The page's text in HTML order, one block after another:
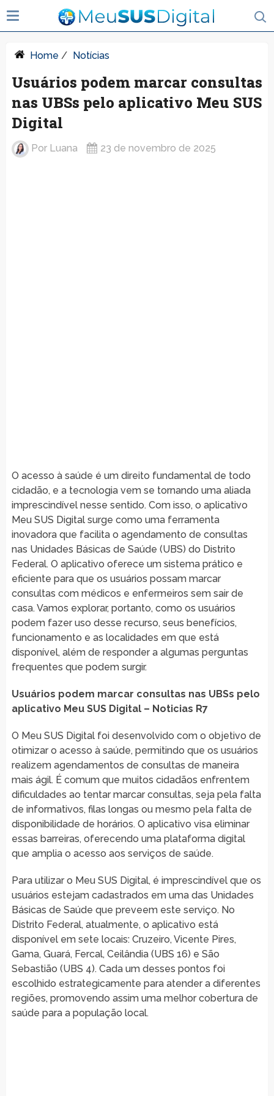
Home / Notícias
Usuários podem marcar consultas
nas UBSs pelo aplicativo Meu SUS
Digital
Por Luana 23 de novembro de 2025
O acesso à saúde é um direito fundamental de todo
cidadão, e a tecnologia vem se tornando uma aliada
imprescindível nesse sentido. Com isso, o aplicativo
Meu SUS Digital surge como uma ferramenta
inovadora que facilita o agendamento de consultas
nas Unidades Básicas de Saúde (UBS) do Distrito
Federal. O aplicativo oferece um sistema prático e
eficiente para que os usuários possam marcar
consultas com médicos e enfermeiros sem sair de
casa. Vamos explorar, portanto, como os usuários
podem fazer uso desse recurso, seus benefícios,
funcionamento e as localidades em que está
disponível, além de responder a algumas perguntas
frequentes que podem surgir.
Usuários podem marcar consultas nas UBSs pelo
aplicativo Meu SUS Digital – Noticias R7
O Meu SUS Digital foi desenvolvido com o objetivo de
otimizar o acesso à saúde, permitindo que os usuários
realizem agendamentos de consultas de maneira
mais ágil. É comum que muitos cidadãos enfrentem
dificuldades ao tentar marcar consultas, seja pela falta
de informativos, filas longas ou mesmo pela falta de
disponibilidade de horários. O aplicativo visa eliminar
essas barreiras, oferecendo uma plataforma digital
que amplia o acesso aos serviços de saúde.
Para utilizar o Meu SUS Digital, é imprescindível que os
usuários estejam cadastrados em uma das Unidades
Básicas de Saúde que preveem este serviço. No
Distrito Federal, atualmente, o aplicativo está
disponível em sete locais: Cruzeiro, Vicente Pires,
Gama, Guará, Fercal, Ceilândia (UBS 16) e São
Sebastião (UBS 4). Cada um desses pontos foi
escolhido estrategicamente para atender a diferentes
regiões, promovendo assim uma melhor cobertura de
saúde para a população local.